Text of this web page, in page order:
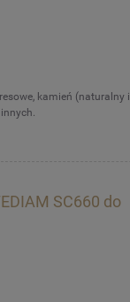
kamień (naturalny i
SC660 do